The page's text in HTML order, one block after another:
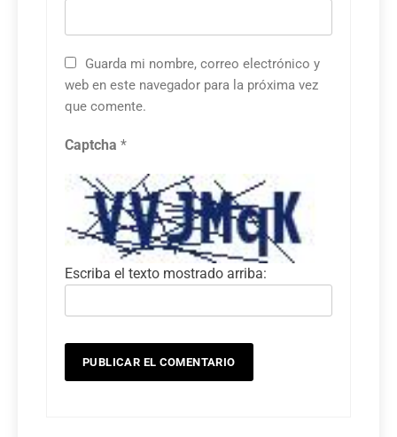
Guarda mi nombre, correo electrónico y
web en este navegador para la próxima vez
que comente.
Captcha *
Escriba el texto mostrado arriba: